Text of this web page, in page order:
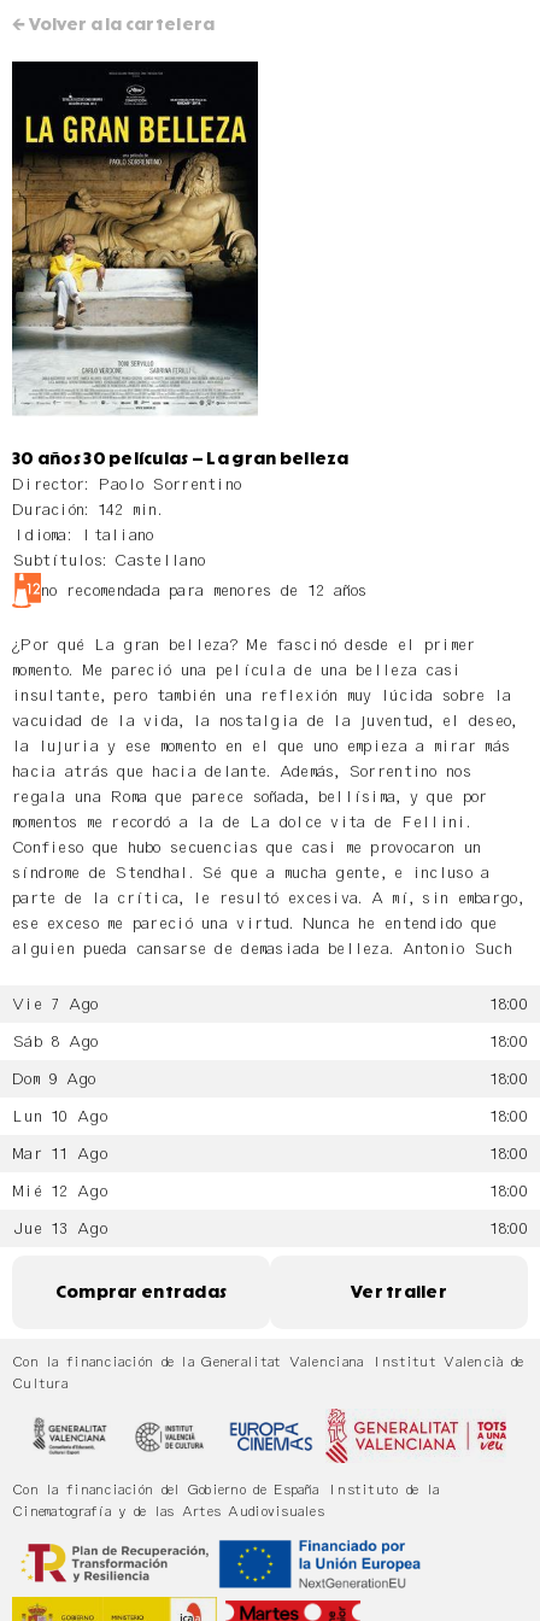
← Volver a la cartelera
30 años 30 películas – La gran belleza
Director: Paolo Sorrentino
Duración: 142 min.
Idioma: Italiano
Subtítulos: Castellano
no recomendada para menores de 12 años
¿Por qué La gran belleza? Me fascinó desde el primer
momento. Me pareció una película de una belleza casi
insultante, pero también una reflexión muy lúcida sobre la
vacuidad de la vida, la nostalgia de la juventud, el deseo,
la lujuria y ese momento en el que uno empieza a mirar más
hacia atrás que hacia delante. Además, Sorrentino nos
regala una Roma que parece soñada, bellísima, y que por
momentos me recordó a la de La dolce vita de Fellini.
Confieso que hubo secuencias que casi me provocaron un
síndrome de Stendhal. Sé que a mucha gente, e incluso a
parte de la crítica, le resultó excesiva. A mí, sin embargo,
ese exceso me pareció una virtud. Nunca he entendido que
alguien pueda cansarse de demasiada belleza. Antonio Such
Vie 7 Ago
18:00
Sáb 8 Ago
18:00
Dom 9 Ago
18:00
Lun 10 Ago
18:00
Mar 11 Ago
18:00
Mié 12 Ago
18:00
Jue 13 Ago
18:00
Comprar entradas Ver trailer
Con la financiación de la Generalitat Valenciana Institut Valencià de
Cultura
Con la financiación del Gobierno de España Instituto de la
Cinematografía y de las Artes Audiovisuales